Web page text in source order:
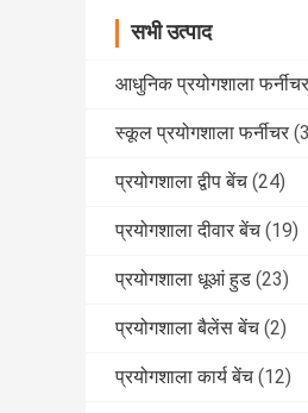
सभी उत्पाद
आधुनिक प्रयोगशाला फर्नीचर
स्कूल प्रयोगशाला फर्नीचर
प्रयोगशाला द्वीप बेंच (24)
प्रयोगशाला दीवार बेंच (19)
प्रयोगशाला धूआं हुड (23)
प्रयोगशाला बैलेंस बेंच (2)
प्रयोगशाला कार्य बेंच (12)